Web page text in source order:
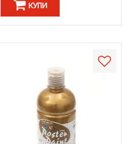
КУПИ